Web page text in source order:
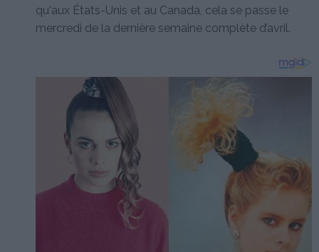
qu'aux États-Unis et au Canada, cela se passe le
mercredi de la dernière semaine complète d’avril.